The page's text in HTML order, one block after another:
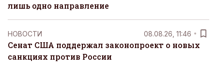
лишь одно направление
НОВОСТИ 08.08.26, 11:46
Сенат США поддержал законопроект о новых
санкциях против России